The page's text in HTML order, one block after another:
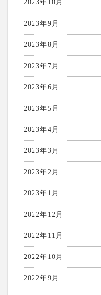
2023年10月
2023年9月
2023年8月
2023年7月
2023年6月
2023年5月
2023年4月
2023年3月
2023年2月
2023年1月
2022年12月
2022年11月
2022年10月
2022年9月